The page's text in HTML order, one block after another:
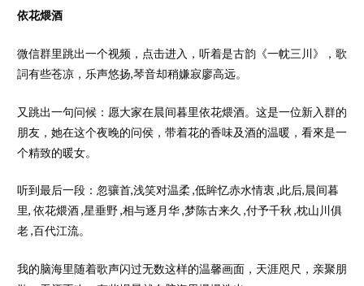
依花煨酒
微信群里跳出一个视频，点击进入，听着是古韵《一帎三川》，歌
詞有些苍凉，乐声悠扬,琴音却稍嫌寂廖高远。
又跳出一句问候：愿大家在晨间暮里依花煨酒。这是一位新入群的
朋友，她在这个夜晚的问侯，带着花的香味及酒的温暖，看來是一
个精致的暖女。
听到最后一段：忽骧首,浅笑对温柔 ,低眸忆赤水情衷 ,此后,晨间暮
里, 依花煨酒 ,星垂野 ,相与逐月华 ,梦陈古来久 ,付予千秋 ,枕山川俱
老 ,百代江流。
我的脑海里随着歌声闪过无数这样的温馨画面，天涯咫尺，亲聚朋